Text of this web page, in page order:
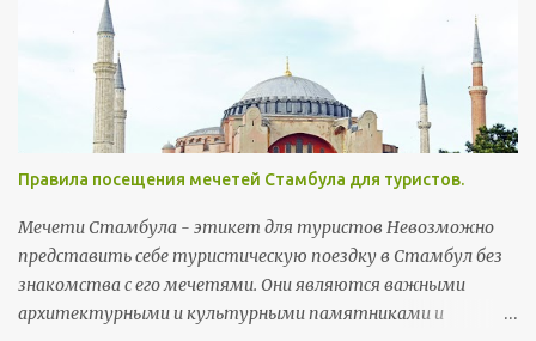
жизни. Так как пост скорее развлекательный, а не
образовательный, слова приведены без ударений (кстати, с
правильными, а не теми ударениями, которые
русскоговорящие ставят интуитивно, многие слова уже не
так смешны). Первым в строке идет произношение, в
скобках - написание слова на сербской латинице, ну а
потом, соответственно, перевод. Бубашвабе (bubašvabe) -
тараканы бубумаре (bubamare) - божьи коровки вилюшка
(viljušка) - вилка возила (vozila) - транспортные средства
дойка (dojka) - грудь Деда Mраз (Deda Mraz) - Дед Мороз
Правила посещения мечетей Стамбула для туристов.
Мечети Стамбула - этикет для туристов Невозможно
представить себе туристическую поездку в Стамбул без
знакомства с его мечетями. Они являются важными
архитектурными и культурными памятниками и